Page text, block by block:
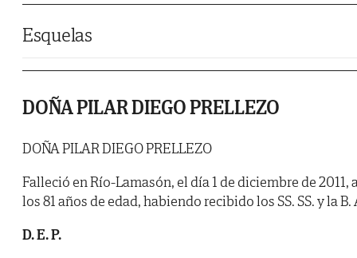
Esquelas
DOÑA PILAR DIEGO PRELLEZO
DOÑA PILAR DIEGO PRELLEZO
Falleció en Río-Lamasón, el día 1 de diciembre de 2011,
los 81 años de edad, habiendo recibido los SS. SS. y la B.
D. E. P.